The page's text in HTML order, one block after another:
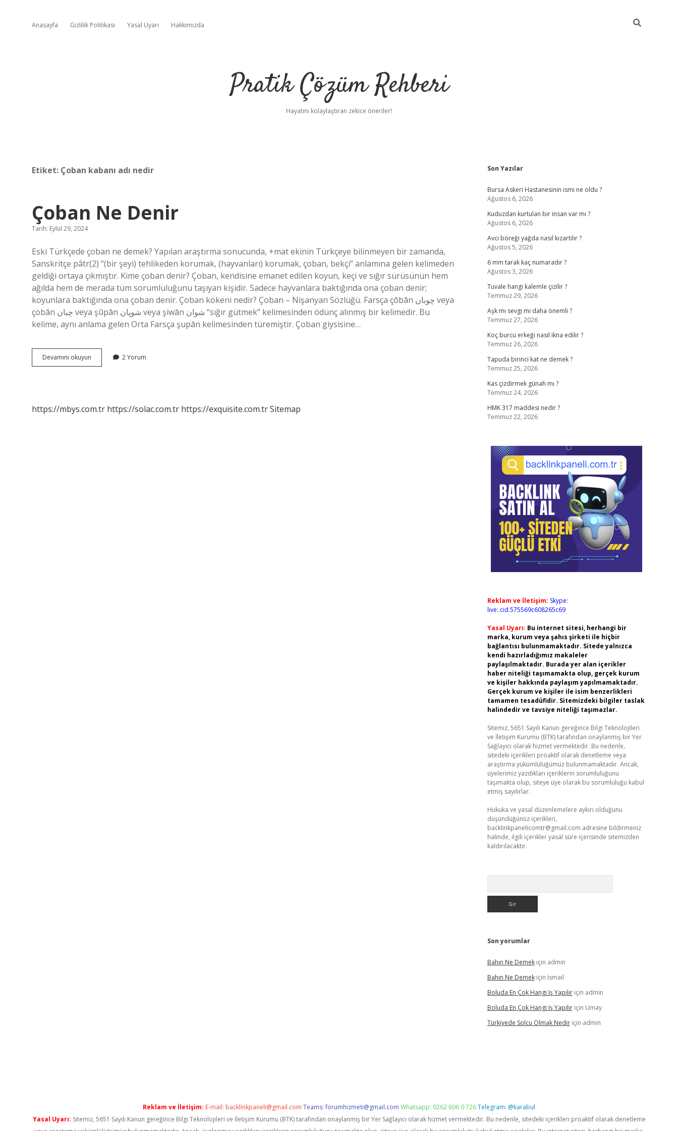
Anasayfa Gizlilik Politikası Yasal Uyarı Hakkımızda
Pratik Çözüm Rehberi
Hayatını kolaylaştıran zekice öneriler!
Etiket: Çoban kabanı adı nedir
Çoban Ne Denir
Tarih: Eylül 29, 2024
Eski Türkçede çoban ne demek? Yapılan araştırma sonucunda, +mat ekinin Türkçeye bilinmeyen bir zamanda,
Sanskritçe pâtr(2) “(bir şeyi) tehlikeden korumak, (hayvanları) korumak, çoban, bekçi” anlamına gelen kelimeden
geldiği ortaya çıkmıştır. Kime çoban denir? Çoban, kendisine emanet edilen koyun, keçi ve sığır sürüsünün hem
ağılda hem de merada tüm sorumluluğunu taşıyan kişidir. Sadece hayvanlara baktığında ona çoban denir;
koyunlara baktığında ona çoban denir. Çoban kökeni nedir? Çoban – Nişanyan Sözlüğü. Farsça çōbān چوبان veya
çobān چبان veya şūpān شوپان veya şiwān شوان “sığır gütmek” kelimesinden ödünç alınmış bir kelimedir. Bu
kelime, aynı anlama gelen Orta Farsça şupān kelimesinden türemiştir. Çoban giysisine…
Devamını okuyun
Ne
2 Yorum
https://mbys.com.tr https://solac.com.tr https://exquisite.com.trSitemap
Sidebar
Son Yazılar
Bursa Askeri Hastanesinin ismi ne oldu ?
Ağustos 6, 2026
Kuduzdan kurtulan bir insan var mı ?
Ağustos 6, 2026
Avcı böreği yağda nasıl kızartılır ?
Ağustos 5, 2026
6 mm tarak kaç numaradır ?
Ağustos 3, 2026
Tuvale hangi kalemle çizilir ?
Temmuz 29, 2026
Aşk mı sevgi mi daha önemli ?
Temmuz 27, 2026
Koç burcu erkeği nasıl ikna edilir ?
Temmuz 26, 2026
Tapuda birinci kat ne demek ?
Temmuz 25, 2026
Kas çizdirmek günah mı ?
Temmuz 24, 2026
HMK 317 maddesi nedir ?
Temmuz 22, 2026
Reklam ve İletişim: Skype:
live:.cid.575569c608265c69
Yasal Uyarı: Bu internet sitesi, herhangi bir
marka, kurum veya şahıs şirketi ile hiçbir
bağlantısı bulunmamaktadır. Sitede yalnızca
kendi hazırladığımız makaleler
paylaşılmaktadır. Burada yer alan içerikler
haber niteliği taşımamakta olup, gerçek kurum
ve kişiler hakkında paylaşım yapılmamaktadır.
Gerçek kurum ve kişiler ile isim benzerlikleri
tamamen tesadüfidir. Sitemizdeki bilgiler taslak
halindedir ve tavsiye niteliği taşımazlar.
Sitemiz, 5651 Sayılı Kanun gereğince Bilgi Teknolojileri
ve İletişim Kurumu (BTK) tarafından onaylanmış bir Yer
Sağlayıcı olarak hizmet vermektedir. Bu nedenle,
sitedeki içerikleri proaktif olarak denetleme veya
araştırma yükümlülüğümüz bulunmamaktadır. Ancak,
üyelerimiz yazdıkları içeriklerin sorumluluğunu
taşımakta olup, siteye üye olarak bu sorumluluğu kabul
etmiş sayılırlar.
Hukuka ve yasal düzenlemelere aykırı olduğunu
düşündüğünüz içerikleri,
backlinkpanelicomtr@gmail.com adresine bildirmeniz
halinde, ilgili içerikler yasal süre içerisinde sitemizden
kaldırılacaktır.
Son yorumlar
Bahın Ne Demekiçin admin
Bahın Ne Demekiçin İsmail
Boluda En Çok Hangi Iş Yapılıriçin admin
Boluda En Çok Hangi Iş Yapılıriçin Umay
Türkiyede Solcu Olmak Nediriçin admin
Reklam ve İletişim: E-mail: backlinkpaneli@gmail.com Teams:forumhizmeti@gmail.com Whatsapp: 0262 606 0 726Telegram: @karabul
Yasal Uyarı: Sitemiz, 5651 Sayılı Kanun gereğince Bilgi Teknolojileri ve İletişim Kurumu (BTK) tarafından onaylanmış bir Yer Sağlayıcı olarak hizmet vermektedir. Bu nedenle, sitedeki içerikleri proaktif olarak denetleme